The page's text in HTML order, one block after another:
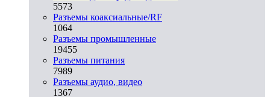
5573
Разъeмы коаксиальные/RF
1064
Разъeмы промышленные
19455
Разъeмы питания
7989
Разъeмы аудио, видео
1367